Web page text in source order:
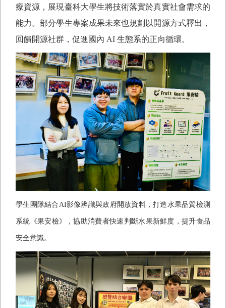
療資源，展現臺科大學生將技術落實於真實社會需求的
能力。部分學生專案成果未來也規劃以開源方式釋出，
回饋開源社群，促進國內 AI 生態系的正向循環。
學生團隊結合 AI影像辨識與政府開放資料，打造水果品質檢測
系統《果安檢》，協助消費者快速判斷水果新鮮度，提升食品
安全意識。